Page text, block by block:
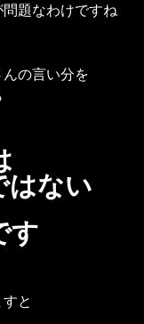
題なわけですね
の言い分を
はない
す
と